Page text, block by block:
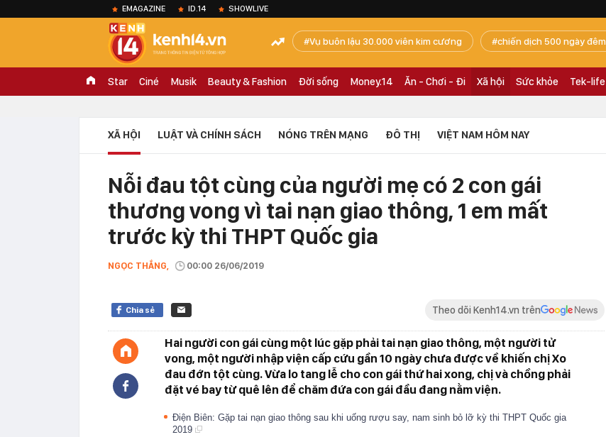
EMAGAZINE ID.14 SHOWLIVE
Vụ buôn lậu 30.000 viên kim cương chiến dịch 500 ngày đêm
Star Ciné Musik Beauty & Fashion Đời sống Money.14 Ăn - Chơi - Đi Xã hội Sức khỏe Tek-life
XÃ HỘI LUẬT VÀ CHÍNH SÁCH NÓNG TRÊN MẠNG ĐÔ THỊ VIỆT NAM HÔM NAY
Nỗi đau tột cùng của người mẹ có 2 con gái
thương vong vì tai nạn giao thông, 1 em mất
trước kỳ thi THPT Quốc gia
NGỌC THẮNG, 00:00 26/06/2019
Chia sẻ Theo dõi Kenh14.vn trên
Hai người con gái cùng một lúc gặp phải tai nạn giao thông, một người tử
vong, một người nhập viện cấp cứu gần 10 ngày chưa được về khiến chị Xo
đau đớn tột cùng. Vừa lo tang lễ cho con gái thứ hai xong, chị và chồng phải
đặt vé bay từ quê lên để chăm đứa con gái đầu đang nằm viện.
Điện Biên: Gặp tai nạn giao thông sau khi uống rượu say, nam sinh bỏ lỡ kỳ thi THPT Quốc gia
2019